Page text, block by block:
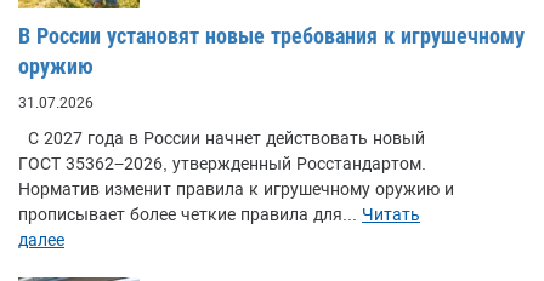
В России установят новые требования к игрушечному
оружию
31.07.2026
С 2027 года в России начнет действовать новый
ГОСТ 35362−2026, утвержденный Росстандартом.
Норматив изменит правила к игрушечному оружию и
прописывает более четкие правила для... Читать
далее